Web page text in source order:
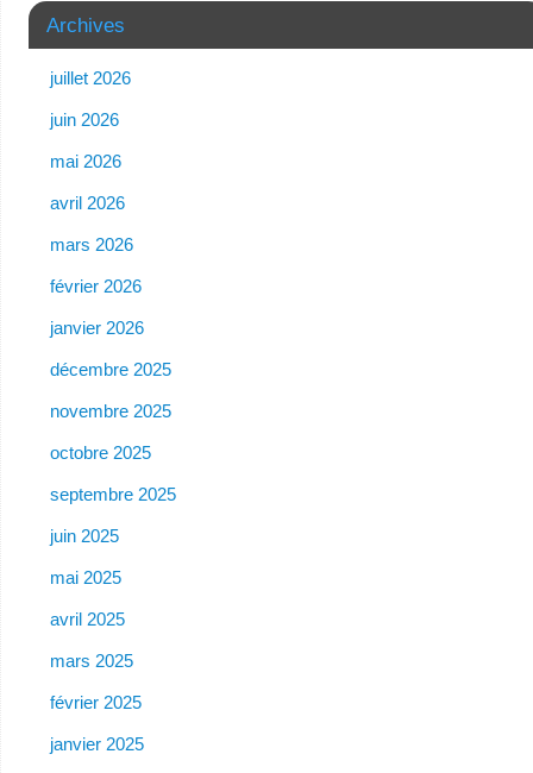
Archives
juillet 2026
juin 2026
mai 2026
avril 2026
mars 2026
février 2026
janvier 2026
décembre 2025
novembre 2025
octobre 2025
septembre 2025
juin 2025
mai 2025
avril 2025
mars 2025
février 2025
janvier 2025